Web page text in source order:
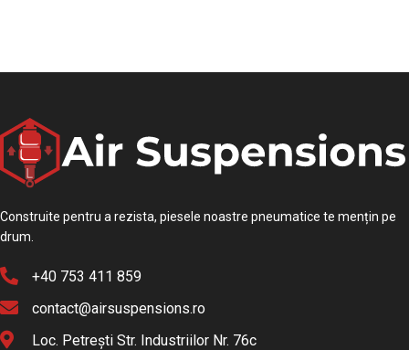
Construite pentru a rezista, piesele noastre pneumatice te mențin pe
drum.
+40 753 411 859
contact@airsuspensions.ro
Loc. Petrești Str. Industriilor Nr. 76c